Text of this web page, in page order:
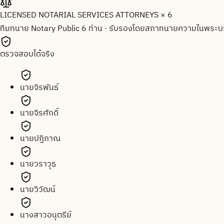
LICENSED NOTARIAL SERVICES ATTORNEYS × 6
ทีมทนาย Notary Public 6 ท่าน· รับรองโดยสภาทนายความในพระ
ตรวจสอบได้จริง
นายจิรพันธ์
นายจิรศักดิ์
นายปฏิภาณ
นายวราวุธ
นายวิวัฒน์
นางสาวอนุตรีย์